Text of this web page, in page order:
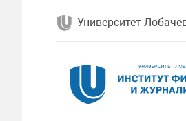
Университет